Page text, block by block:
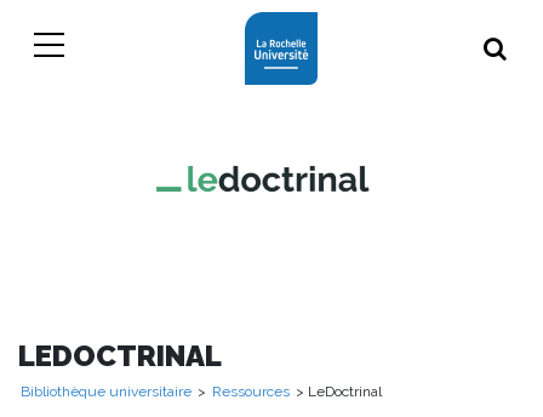
LEDOCTRINAL
Bibliothèque universitaire > Ressources > LeDoctrinal